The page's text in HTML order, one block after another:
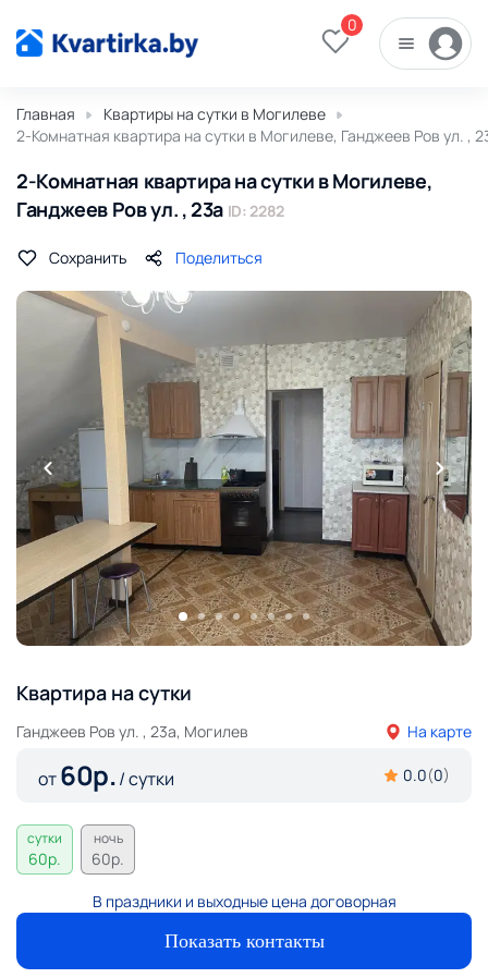
0
Главная
Квартиры на сутки в Могилеве
2-Комнатная квартира на сутки в Могилеве, Ганджеев Ров ул. ,
2-Комнатная квартира на сутки в Могилеве,
Ганджеев Ров ул. , 23а ID: 2282
Сохранить Поделиться
Квартира на сутки
Ганджеев Ров ул. , 23а, Могилев На карте
от60р./ сутки 0.0(0)
сутки
60р.
ночь
60р.
В праздники и выходные цена договорная
Показать контакты